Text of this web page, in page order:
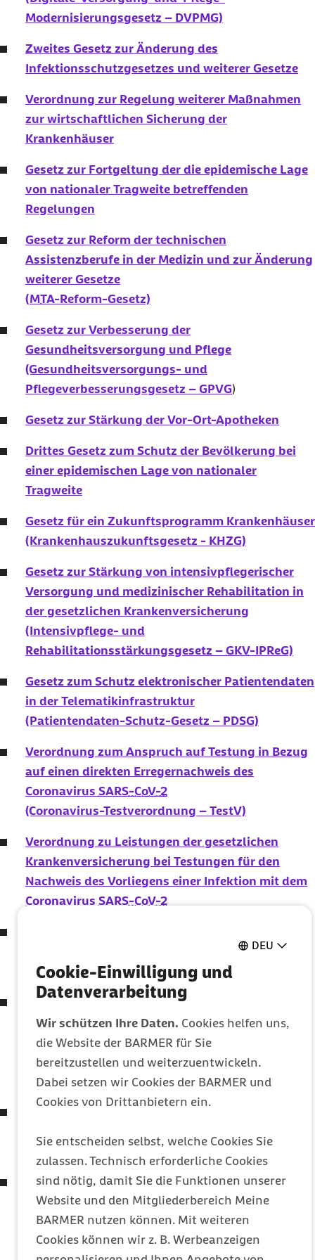
DEU
Cookie-Einwilligung und
Datenverarbeitung
Wir schützen Ihre Daten. Cookies helfen uns,
die Website der BARMER für Sie
bereitzustellen und weiterzuentwickeln.
Dabei setzen wir Cookies der BARMER und
Cookies von Drittanbietern ein.
Sie entscheiden selbst, welche Cookies Sie
zulassen. Technisch erforderliche Cookies
sind nötig, damit Sie die Funktionen unserer
Website und den Mitgliederbereich Meine
BARMER nutzen können. Mit weiteren
Cookies können wir z. B. Werbeanzeigen
aufgreift. So wird etwa die Möglichkeit geschaffen, die bis dato
über eine Million registrierten Operationen im
Implantateregister zu überführen. Die Barmer ist bereits seit 2011
an dessen Aufbau und Betrieb beteiligt.
Modernisierungsgesetz – DVPMG)
Zweites Gesetz zur Änderung des
Infektionsschutzgesetzes und weiterer Gesetze
Verordnung zur Regelung weiterer Maßnahmen
zur wirtschaftlichen Sicherung der
Krankenhäuser
Gesetz zur Fortgeltung der die epidemische Lage
von nationaler Tragweite betreffenden
Regelungen
Gesetz zur Reform der technischen
Assistenzberufe in der Medizin und zur Änderung
weiterer Gesetze
(MTA-Reform-Gesetz)
Gesetz zur Verbesserung der
Gesundheitsversorgung und Pflege
(Gesundheitsversorgungs- und
Pflegeverbesserungsgesetz – GPVG)
Gesetz zur Stärkung der Vor-Ort-Apotheken
Drittes Gesetz zum Schutz der Bevölkerung bei
einer epidemischen Lage von nationaler
Tragweite
Gesetz für ein Zukunftsprogramm Krankenhäuser
(Krankenhauszukunftsgesetz - KHZG)
Gesetz zur Stärkung von intensivpflegerischer
Versorgung und medizinischer Rehabilitation in
der gesetzlichen Krankenversicherung
(Intensivpflege- und
Rehabilitationsstärkungsgesetz – GKV-IPReG)
Gesetz zum Schutz elektronischer Patientendaten
in der Telematikinfrastruktur
(Patientendaten-Schutz-Gesetz – PDSG)
Verordnung zum Anspruch auf Testung in Bezug
auf einen direkten Erregernachweis des
Coronavirus SARS-CoV-2
(Coronavirus-Testverordnung – TestV)
Verordnung zu Leistungen der gesetzlichen
Krankenversicherung bei Testungen für den
Nachweis des Vorliegens einer Infektion mit dem
Coronavirus SARS-CoV-2
Sozialgesetzbuch und anderer Gesetze
(7. SGB IV-ÄndG)
Gesetz zur Anpassung des
Medizinprodukterechts an die Verordnung (EU
2017/745 und die Verordnung (EU
(Medizinprodukte-EU-Anpassungsgesetz –
MPEUAnpG)
Verordnung zum AusgleichCOVID-19 bedingter
finanzieller Belastungen der Zahnärztinnen und
Zahnärzte, der Heilmittelerbringer und der
Einrichtungen des Müttergenesungswerks oder